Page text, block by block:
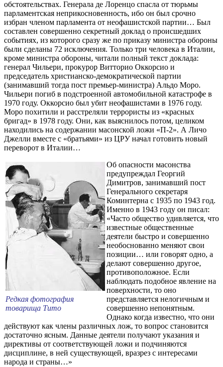
обстоятельствах. Генерала де Лоренцо спасла от тюрьмы
парламентская неприкосновенность, ибо он был срочно
избран членом парламента от неофашистской партии… Был
составлен совершенно секретный доклад о происшедших
событиях, из которого сразу же по приказу министра обороны
были сделаны 72 исключения. Только три человека в Италии,
кроме министра обороны, читали полный текст доклада:
генерал Чильери, прокурор Витторио Оккорсио и
председатель христианско-демократической партии
(занимавший тогда пост премьер-министра) Альдо Моро.
Чильери погиб в подстроенной автомобильной катастрофе в
1970 году. Оккорсио был убит неофашистами в 1976 году.
Моро похитили и расстреляли террористы из «красных
бригад» в 1978 году. Они, как выяснилось потом, целиком
находились на содержании масонской ложи «П-2». А Личо
Джелли вместе с «братьями» из ЦРУ начал готовить новый
переворот в Италии…
Редкая фотография
товарища Тито
Об опасности масонства
предупреждал Георгий
Димитров, занимавший пост
Генерального секретаря
Коминтерна с 1935 по 1943 год.
Именно в 1943 году он писал:
«Часто общество удивляется, что
известные общественные
деятели быстро и совершенно
необоснованно меняют свои
позиции… или говорят одно, а
делают совершенно другое,
противоположное. Если
наблюдать подобное явление на
поверхности, то оно
представляется нелогичным и
совершенно непонятным.
Однако когда известно, что они
действуют как члены различных лож, то вопрос становится
достаточно ясным. Данные деятели получают указания и
директивы от соответствующей ложи и подчиняются
дисциплине, в ней существующей, вразрез с интересами
народа и страны…»